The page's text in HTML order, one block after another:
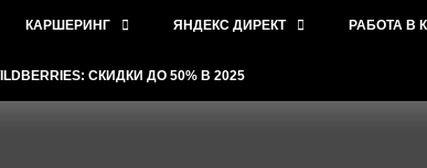
КАРШЕРИНГ ЯНДЕКС ДИРЕКТ РАБОТА В
СКИДКИ ДО 50% В 2025